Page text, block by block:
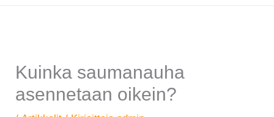
Kuinka saumanauha
asennetaan oikein?